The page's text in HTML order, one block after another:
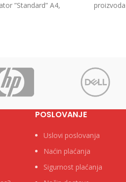
”Standard” A4,
POSLOVANJE
Uslovi poslovanja
Naćin plaćanja
Sigurnost plaćanja